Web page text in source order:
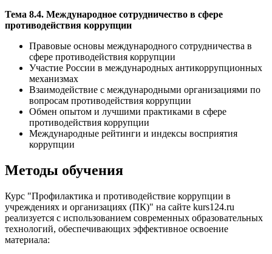
Тема 8.4. Международное сотрудничество в сфере
противодействия коррупции
Правовые основы международного сотрудничества в
сфере противодействия коррупции
Участие России в международных антикоррупционных
механизмах
Взаимодействие с международными организациями по
вопросам противодействия коррупции
Обмен опытом и лучшими практиками в сфере
противодействия коррупции
Международные рейтинги и индексы восприятия
коррупции
Методы обучения
Курс "Профилактика и противодействие коррупции в
учреждениях и организациях (ПК)" на сайте kurs124.ru
реализуется с использованием современных образовательных
технологий, обеспечивающих эффективное освоение
материала: